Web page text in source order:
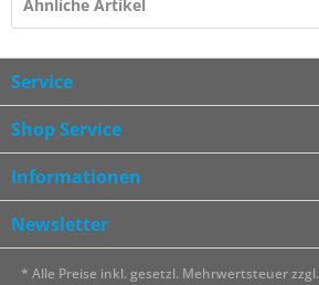
Ähnliche Artikel
Service
Shop Service
Informationen
Newsletter
* Alle Preise inkl. gesetzl. Mehrwertsteuer zzgl.